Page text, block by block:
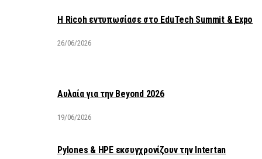
Η Ricoh εντυπωσίασε στο EduTech Summit & Expo
26/06/2026
Αυλαία για την Beyond 2026
19/06/2026
Pylones & HPE εκσυγχρονίζουν την Intertan